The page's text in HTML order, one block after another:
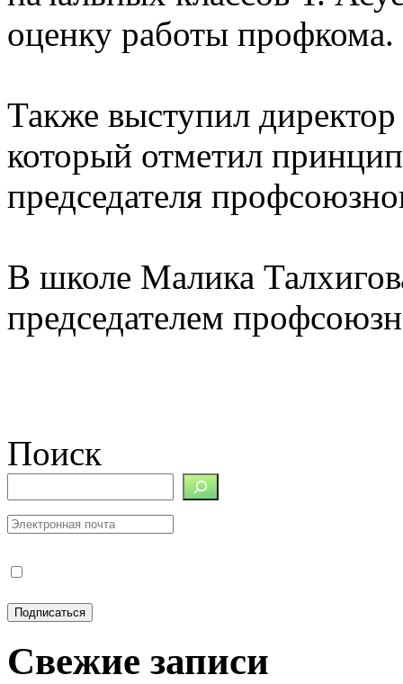
оценку работы профкома.
Также выступил
который отметил
председателя
В школе Малика
председателем
Поиск
Свежие записи